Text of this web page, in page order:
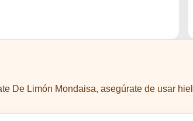
De Limón Mondaisa, asegúrate de usar